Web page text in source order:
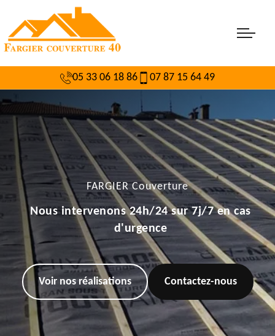
05 33 06 18 86 07 87 15 64 49
FARGIER Couverture
Nous intervenons 24h/24 sur 7j/7 en cas
d'urgence
Voir nos réalisations Contactez-nous